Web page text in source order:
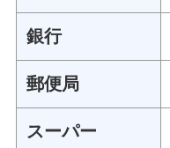
銀行
郵便局
スーパー